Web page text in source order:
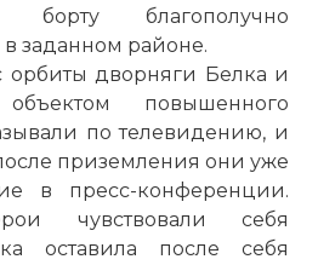
благополучно
в заданном районе.
орбиты дворняги Белка и
повышенного
по телевидению, и
приземления они уже
в пресс-конференции.
чувствовали себя
оставила после себя